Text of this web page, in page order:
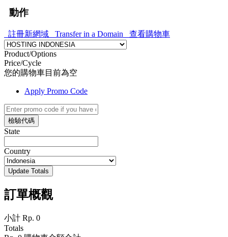
動作
註冊新網域 Transfer in a Domain 查看購物車
Product/Options
Price/Cycle
您的購物車目前為空
Apply Promo Code
檢驗代碼
State
Country
Update Totals
訂單概觀
小計 Rp. 0
Totals